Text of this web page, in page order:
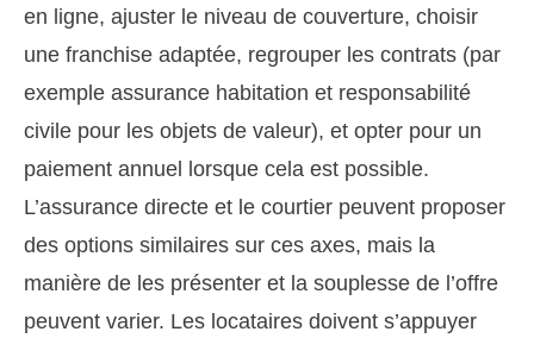
en ligne, ajuster le niveau de couverture, choisir
une franchise adaptée, regrouper les contrats (par
exemple assurance habitation et responsabilité
civile pour les objets de valeur), et opter pour un
paiement annuel lorsque cela est possible.
L’assurance directe et le courtier peuvent proposer
des options similaires sur ces axes, mais la
manière de les présenter et la souplesse de l’offre
peuvent varier. Les locataires doivent s’appuyer